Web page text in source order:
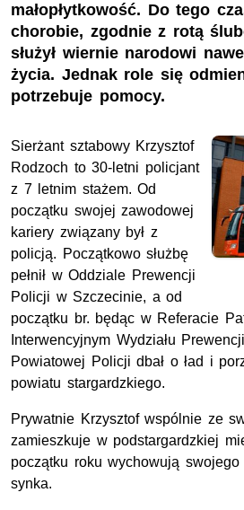
małopłytkowość. Do tego
chorobie, zgodnie z rotą
służył wiernie narodowi
życia. Jednak role się
potrzebuje pomocy.
Sierżant sztabowy Krzysztof
Rodzoch to 30-letni policjant
z 7 letnim stażem. Od
początku swojej zawodowej
kariery związany był z
policją. Początkowo służbę
pełnił w Oddziale Prewencji
Policji w Szczecinie, a od
początku br. będąc w Referacie
Interwencyjnym Wydziału
Powiatowej Policji dbał o ład i
powiatu stargardzkiego.
Prywatnie Krzysztof wspólnie ze
zamieszkuje w podstargardzkiej
początku roku wychowują swojego
synka.